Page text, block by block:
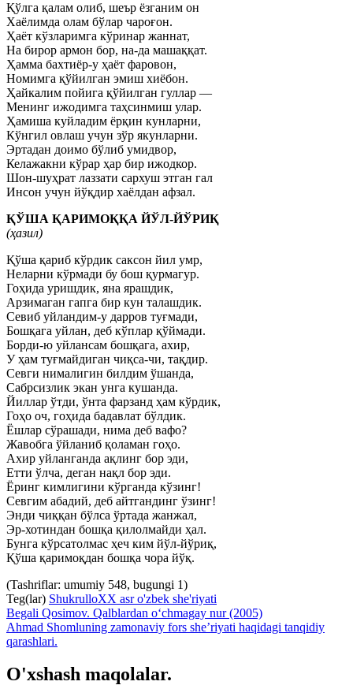
Қўлга қалам олиб, шеър ёзганим он
Хаёлимда олам бўлар чароғон.
Ҳаёт кўзларимга кўринар жаннат,
На бирор армон бор, на-да машаққат.
Ҳамма бахтиёр-у ҳаёт фаровон,
Номимга қўйилган эмиш хиёбон.
Ҳайкалим пойига қўйилган гуллар —
Менинг ижодимга таҳсинмиш улар.
Ҳамиша куйладим ёрқин кунларни,
Кўнгил овлаш учун зўр якунларни.
Эртадан доимо бўлиб умидвор,
Келажакни кўрар ҳар бир ижодкор.
Шон-шуҳрат лаззати сархуш этган гал
Инсон учун йўқдир хаёлдан афзал.
ҚЎША ҚАРИМОҚҚА ЙЎЛ-ЙЎРИҚ
(ҳазил)
Қўша қариб кўрдик саксон йил умр,
Неларни кўрмади бу бош қурмагур.
Гоҳида уришдик, яна ярашдик,
Арзимаган гапга бир кун талашдик.
Севиб уйландим-у дарров туғмади,
Бошқага уйлан, деб кўплар қўймади.
Борди-ю уйлансам бошқага, ахир,
У ҳам туғмайдиган чиқса-чи, тақдир.
Севги нималигин билдим ўшанда,
Сабрсизлик экан унга кушанда.
Йиллар ўтди, ўнта фарзанд ҳам кўрдик,
Гоҳо оч, гоҳида бадавлат бўлдик.
Ёшлар сўрашади, нима деб вафо?
Жавобга ўйланиб қоламан гоҳо.
Ахир уйланганда ақлинг бор эди,
Етти ўлча, деган нақл бор эди.
Ёринг кимлигини кўрганда кўзинг!
Севгим абадий, деб айтгандинг ўзинг!
Энди чиққан бўлса ўртада жанжал,
Эр-хотиндан бошқа қилолмайди ҳал.
Бунга кўрсатолмас ҳеч ким йўл-йўриқ,
Қўша қаримоқдан бошқа чора йўқ.
(Tashriflar: umumiy 548, bugungi 1)
Teg(lar) ShukrulloXX asr o'zbek she'riyati
Begali Qosimov. Qalblardan o‘chmagay nur (2005)
Ahmad Shomluning zamonaviy fors she’riyati haqidagi tanqidiy
qarashlari.
O'xshash maqolalar.